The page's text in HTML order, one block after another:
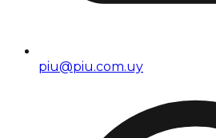
piu@piu.com.uy